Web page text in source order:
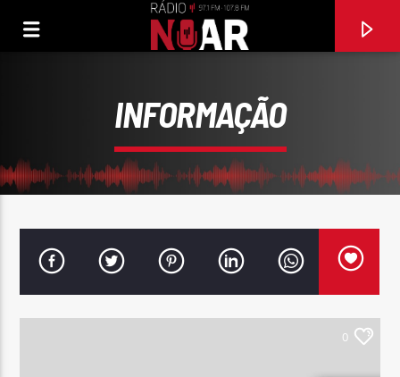
INFORMAÇÃO
0